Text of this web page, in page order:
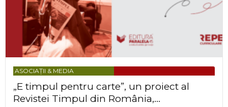
ASOCIAȚII & MEDIA
„E timpul pentru carte”, un proiect al
Revistei Timpul din România,...